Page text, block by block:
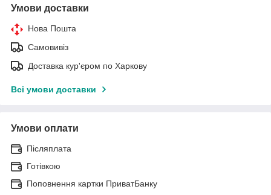
Умови доставки
Нова Пошта
Самовивіз
Доставка кур'єром по Харкову
Всі умови доставки
Умови оплати
Післяплата
Готівкою
Поповнення картки ПриватБанку